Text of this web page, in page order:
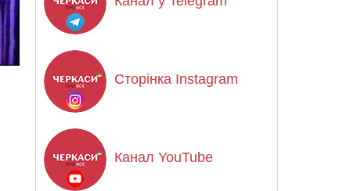
Сторінка Instagram
Канал YouTube